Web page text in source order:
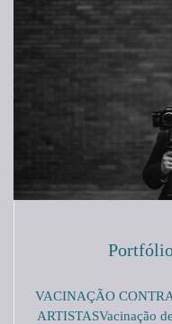
VACINAÇÃO
ARTISTASVacinação